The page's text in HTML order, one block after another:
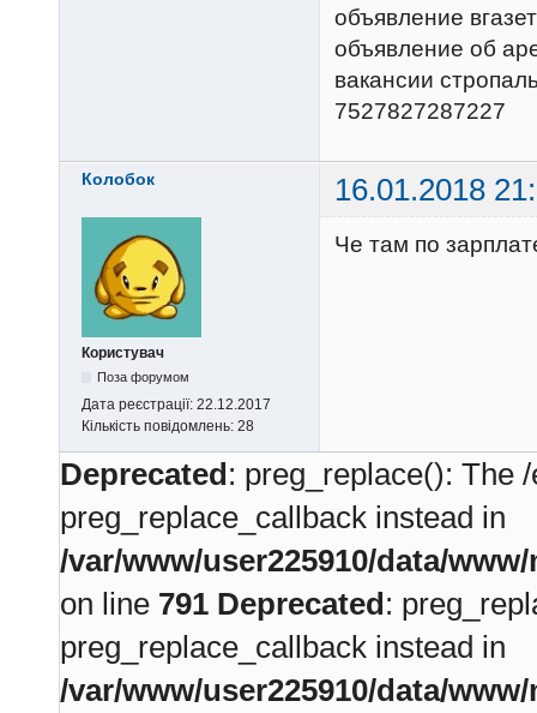
объявление
объявление об
вакансии
7527827287227
Колобок 16.01.2018
Користувач
Поза форумом
Дата реєстрації: 22.12.2017
Кількість повідомлень: 28
Че там по
Deprecated: preg_replace(): The
preg_replace_callback instead in
/var/www/user225910/data/
on line 791 Deprecated:
preg_replace_callback instead in
/var/www/user225910/data/